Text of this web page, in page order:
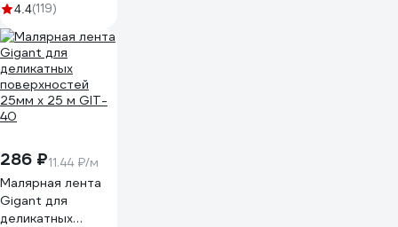
4.4(119)
286 ₽11.44 ₽/м
Малярная лента
Gigant для
деликатных